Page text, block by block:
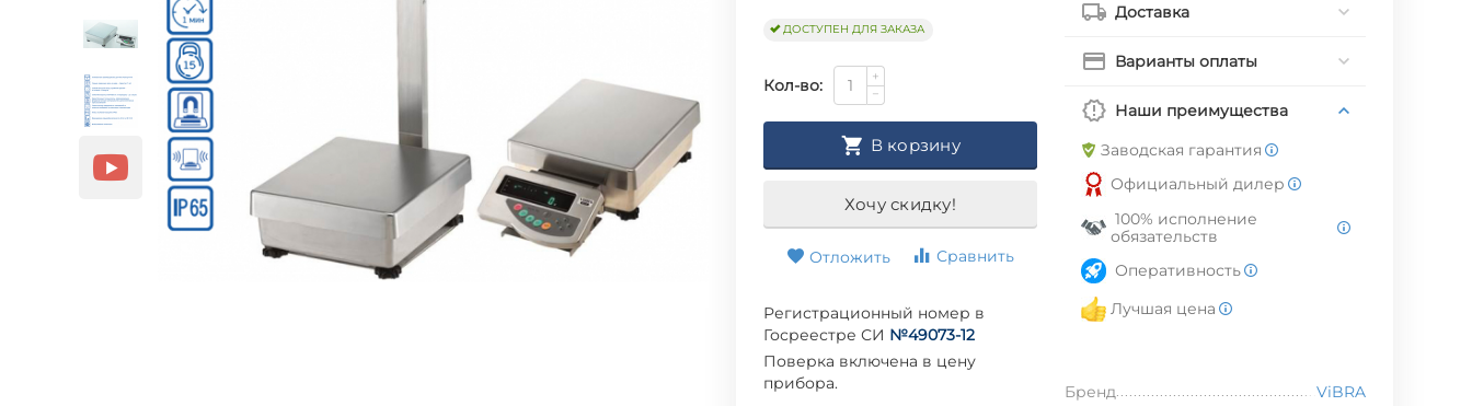
ДОСТУПЕН ДЛЯ ЗАКАЗА
Кол-во:
+
−
В корзину
Хочу скидку!
Отложить Сравнить
Регистрационный номер в
Госреестре СИ №49073-12
Поверка включена в цену
прибора.
Доставка
Варианты оплаты
Наши преимущества
Заводская гарантия
Официальный дилер
100% исполнение
обязательств
Оперативность
Лучшая цена
Бренд
ViBRA